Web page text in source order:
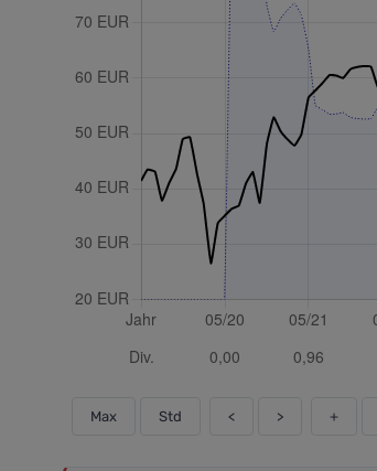
Max Std < > +